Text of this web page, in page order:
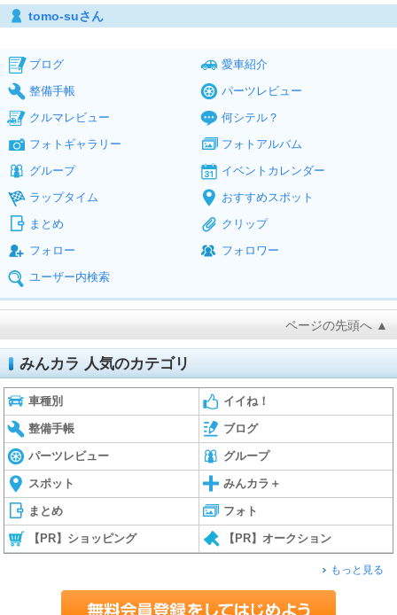
tomo-suさん
ブログ
愛車紹介
整備手帳
パーツレビュー
クルマレビュー
何シテル？
フォトギャラリー
フォトアルバム
グループ
イベントカレンダー
ラップタイム
おすすめスポット
まとめ
クリップ
フォロー
フォロワー
ユーザー内検索
ページの先頭へ ▲
みんカラ 人気のカテゴリ
車種別 イイね！
整備手帳 ブログ
パーツレビュー グループ
スポット みんカラ＋
まとめ フォト
【PR】ショッピング 【PR】オークション
もっと見る